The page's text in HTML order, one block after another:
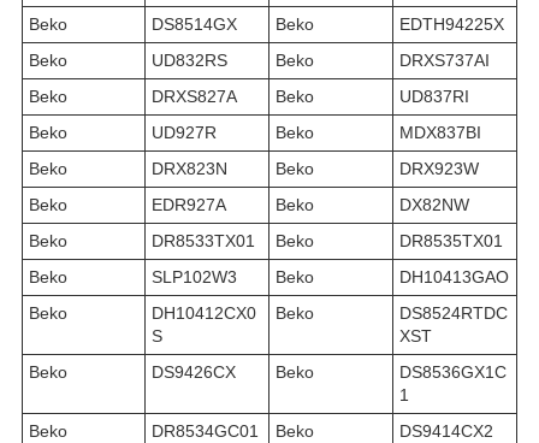
Beko
DS8514GX Beko
EDTH94225X
Beko
UD832RS Beko
DRXS737AI
Beko
DRXS827A Beko
UD837RI
Beko
UD927R Beko
MDX837BI
Beko
DRX823N Beko
DRX923W
Beko
EDR927A Beko
DX82NW
Beko
DR8533TX01 Beko
DR8535TX01
Beko
SLP102W3 Beko
DH10413GAO
Beko
DH10412CX0
S
Beko
DS8524RTDC
XST
Beko
DS9426CX Beko
DS8536GX1C
1
Beko
DR8534GC01 Beko
DS9414CX2